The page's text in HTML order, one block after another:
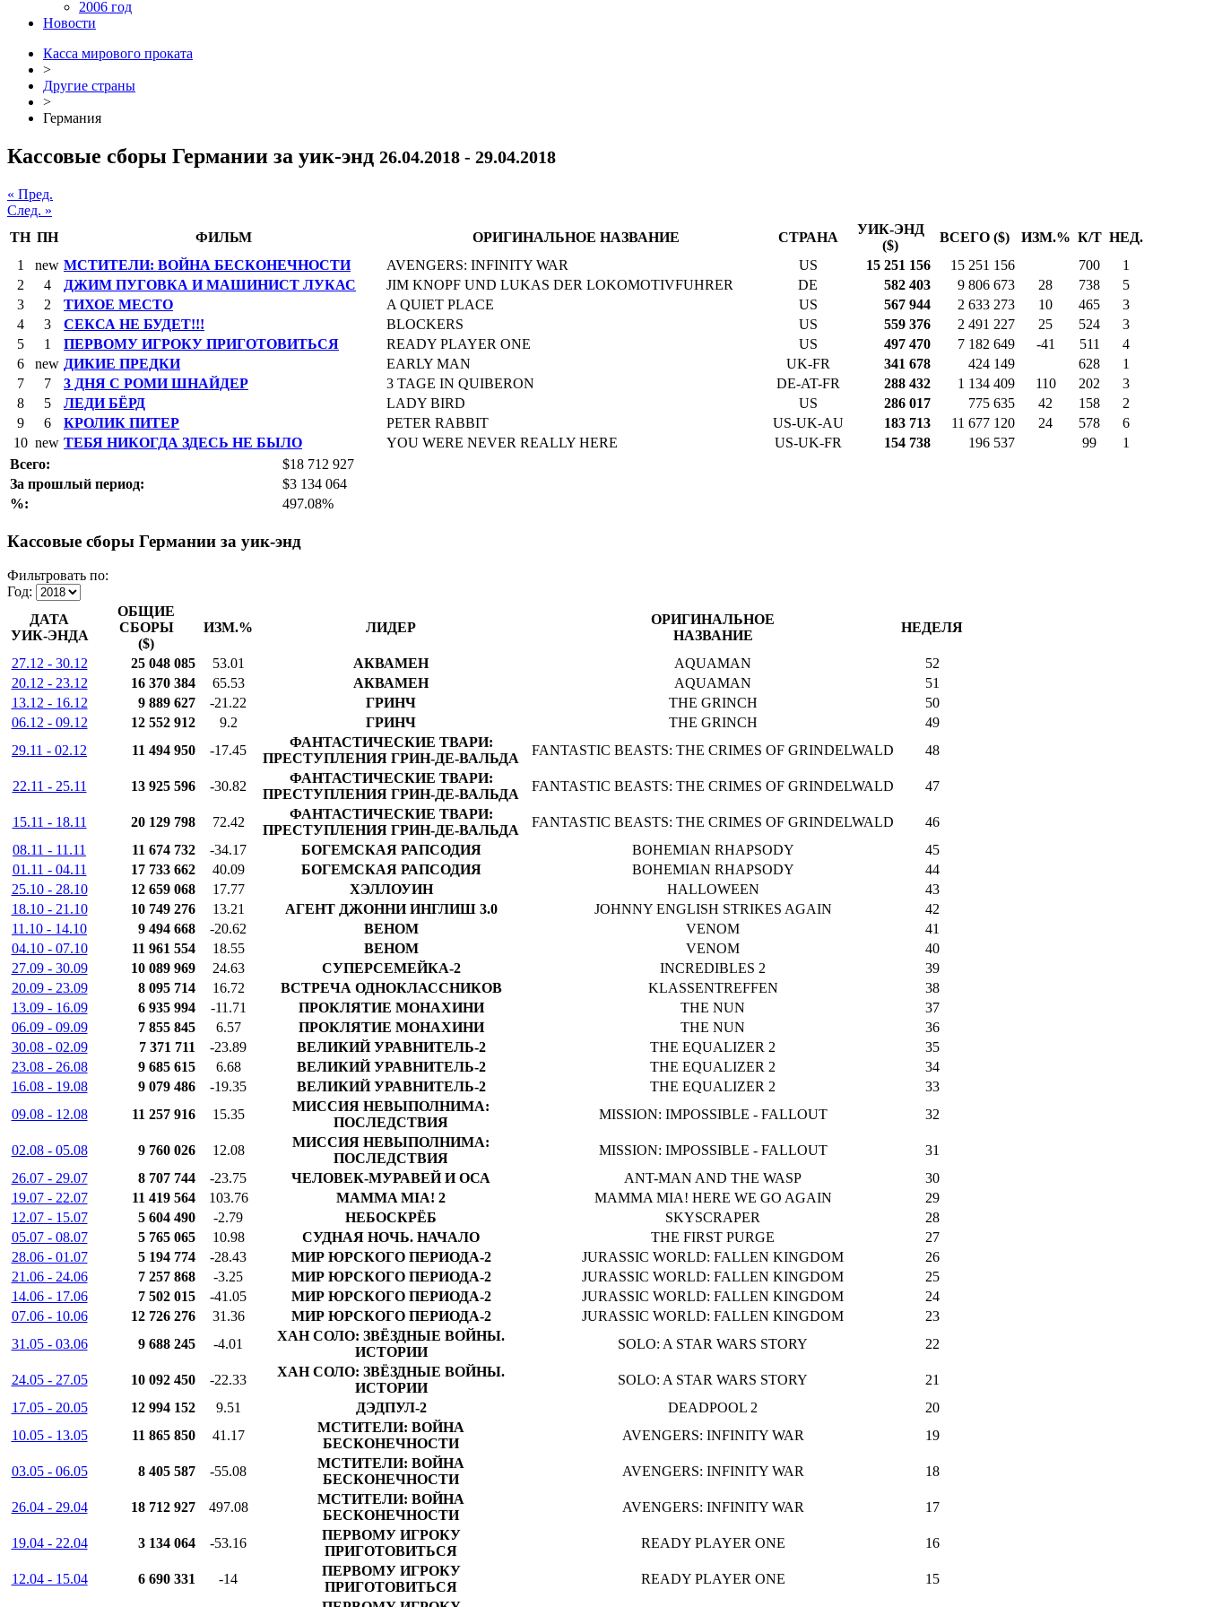
2006 год
Новости
Касса мирового проката
>
Другие страны
>
Германия
Кассовые сборы Германии за уик-энд 26.04.2018 - 29.04.2018
« Пред.
След. »
ТН ПН ФИЛЬМ ОРИГИНАЛЬНОЕ НАЗВАНИЕ СТРАНА
УИК-ЭНД
($)
ВСЕГО ($) ИЗМ.% К/Т НЕД.
1
new МСТИТЕЛИ: ВОЙНА БЕСКОНЕЧНОСТИ AVENGERS: INFINITY WAR US 15 251 156 15 251 156 700
1
2
4 ДЖИМ ПУГОВКА И МАШИНИСТ ЛУКАС JIM KNOPF UND LUKAS DER LOKOMOTIVFUHRER DE 582 403 9 806 673 28 738
5
3
2 ТИХОЕ МЕСТО A QUIET PLACE US 567 944 2 633 273 10 465
3
4
3 СЕКСА НЕ БУДЕТ!!! BLOCKERS US 559 376 2 491 227 25 524
3
5
1 ПЕРВОМУ ИГРОКУ ПРИГОТОВИТЬСЯ READY PLAYER ONE US 497 470 7 182 649 -41 511
4
6
new ДИКИЕ ПРЕДКИ EARLY MAN UK-FR 341 678 424 149 628
1
7
7 3 ДНЯ С РОМИ ШНАЙДЕР 3 TAGE IN QUIBERON DE-AT-FR 288 432 1 134 409 110 202
3
8
5 ЛЕДИ БЁРД LADY BIRD US 286 017 775 635 42 158
2
9
6 КРОЛИК ПИТЕР PETER RABBIT US-UK-AU 183 713 11 677 120 24 578
6
10 new ТЕБЯ НИКОГДА ЗДЕСЬ НЕ БЫЛО YOU WERE NEVER REALLY HERE US-UK-FR 154 738 196 537 99
1
Всего:
$18 712 927
За прошлый период:
$3 134 064
%:
497.08%
Кассовые сборы Германии за уик-энд
Фильтровать по:
Год:
ДАТА
УИК-ЭНДА
ОБЩИЕ
СБОРЫ
($)
ИЗМ.% ЛИДЕР
ОРИГИНАЛЬНОЕ
НАЗВАНИЕ
НЕДЕЛЯ
27.12 - 30.12 25 048 085 53.01 АКВАМЕН AQUAMAN
52
20.12 - 23.12
16 370 384 65.53 АКВАМЕН AQUAMAN
51
13.12 - 16.12
9 889 627 -21.22 ГРИНЧ THE GRINCH
50
06.12 - 09.12
12 552 912 9.2 ГРИНЧ THE GRINCH
49
29.11 - 02.12
11 494 950 -17.45
ФАНТАСТИЧЕСКИЕ ТВАРИ:
ПРЕСТУПЛЕНИЯ ГРИН-ДЕ-ВАЛЬДА
FANTASTIC BEASTS: THE CRIMES OF GRINDELWALD 48
22.11 - 25.11 13 925 596 -30.82
ФАНТАСТИЧЕСКИЕ ТВАРИ:
ПРЕСТУПЛЕНИЯ ГРИН-ДЕ-ВАЛЬДА
FANTASTIC BEASTS: THE CRIMES OF GRINDELWALD 47
15.11 - 18.11 20 129 798 72.42
ФАНТАСТИЧЕСКИЕ ТВАРИ:
ПРЕСТУПЛЕНИЯ ГРИН-ДЕ-ВАЛЬДА
FANTASTIC BEASTS: THE CRIMES OF GRINDELWALD
46
08.11 - 11.11
11 674 732 -34.17 БОГЕМСКАЯ РАПСОДИЯ BOHEMIAN RHAPSODY
45
01.11 - 04.11
17 733 662 40.09 БОГЕМСКАЯ РАПСОДИЯ BOHEMIAN RHAPSODY
44
25.10 - 28.10
12 659 068 17.77 ХЭЛЛОУИН HALLOWEEN
43
18.10 - 21.10
10 749 276 13.21 АГЕНТ ДЖОННИ ИНГЛИШ 3.0 JOHNNY ENGLISH STRIKES AGAIN
42
11.10 - 14.10
9 494 668 -20.62 ВЕНОМ VENOM
41
04.10 - 07.10
11 961 554 18.55 ВЕНОМ VENOM
40
27.09 - 30.09
10 089 969 24.63 СУПЕРСЕМЕЙКА-2 INCREDIBLES 2
39
20.09 - 23.09
8 095 714 16.72 ВСТРЕЧА ОДНОКЛАССНИКОВ KLASSENTREFFEN
38
13.09 - 16.09
6 935 994 -11.71 ПРОКЛЯТИЕ МОНАХИНИ THE NUN
37
06.09 - 09.09
7 855 845 6.57 ПРОКЛЯТИЕ МОНАХИНИ THE NUN
36
30.08 - 02.09
7 371 711 -23.89 ВЕЛИКИЙ УРАВНИТЕЛЬ-2 THE EQUALIZER 2
35
23.08 - 26.08
9 685 615 6.68 ВЕЛИКИЙ УРАВНИТЕЛЬ-2 THE EQUALIZER 2
34
16.08 - 19.08
9 079 486 -19.35 ВЕЛИКИЙ УРАВНИТЕЛЬ-2 THE EQUALIZER 2
33
09.08 - 12.08
11 257 916 15.35
МИССИЯ НЕВЫПОЛНИМА:
ПОСЛЕДСТВИЯ
MISSION: IMPOSSIBLE - FALLOUT 32
02.08 - 05.08 9 760 026 12.08
МИССИЯ НЕВЫПОЛНИМА:
ПОСЛЕДСТВИЯ
MISSION: IMPOSSIBLE - FALLOUT
31
26.07 - 29.07
8 707 744 -23.75 ЧЕЛОВЕК-МУРАВЕЙ И ОСА ANT-MAN AND THE WASP
30
19.07 - 22.07
11 419 564 103.76 MAMMA MIA! 2 MAMMA MIA! HERE WE GO AGAIN
29
12.07 - 15.07
5 604 490 -2.79 НЕБОСКРЁБ SKYSCRAPER
28
05.07 - 08.07
5 765 065 10.98 СУДНАЯ НОЧЬ. НАЧАЛО THE FIRST PURGE
27
28.06 - 01.07
5 194 774 -28.43 МИР ЮРСКОГО ПЕРИОДА-2 JURASSIC WORLD: FALLEN KINGDOM
26
21.06 - 24.06
7 257 868 -3.25 МИР ЮРСКОГО ПЕРИОДА-2 JURASSIC WORLD: FALLEN KINGDOM
25
14.06 - 17.06
7 502 015 -41.05 МИР ЮРСКОГО ПЕРИОДА-2 JURASSIC WORLD: FALLEN KINGDOM
24
07.06 - 10.06
12 726 276 31.36 МИР ЮРСКОГО ПЕРИОДА-2 JURASSIC WORLD: FALLEN KINGDOM
23
31.05 - 03.06
9 688 245 -4.01
ХАН СОЛО: ЗВЁЗДНЫЕ ВОЙНЫ.
ИСТОРИИ
SOLO: A STAR WARS STORY 22
24.05 - 27.05 10 092 450 -22.33
ХАН СОЛО: ЗВЁЗДНЫЕ ВОЙНЫ.
ИСТОРИИ
SOLO: A STAR WARS STORY
21
17.05 - 20.05
12 994 152 9.51 ДЭДПУЛ-2 DEADPOOL 2
20
10.05 - 13.05
11 865 850 41.17
МСТИТЕЛИ: ВОЙНА
БЕСКОНЕЧНОСТИ
AVENGERS: INFINITY WAR 19
03.05 - 06.05 8 405 587 -55.08
МСТИТЕЛИ: ВОЙНА
БЕСКОНЕЧНОСТИ
AVENGERS: INFINITY WAR 18
26.04 - 29.04 18 712 927 497.08
МСТИТЕЛИ: ВОЙНА
БЕСКОНЕЧНОСТИ
AVENGERS: INFINITY WAR 17
19.04 - 22.04 3 134 064 -53.16
ПЕРВОМУ ИГРОКУ
ПРИГОТОВИТЬСЯ
READY PLAYER ONE 16
12.04 - 15.04 6 690 331 -14
ПЕРВОМУ ИГРОКУ
ПРИГОТОВИТЬСЯ
READY PLAYER ONE
15